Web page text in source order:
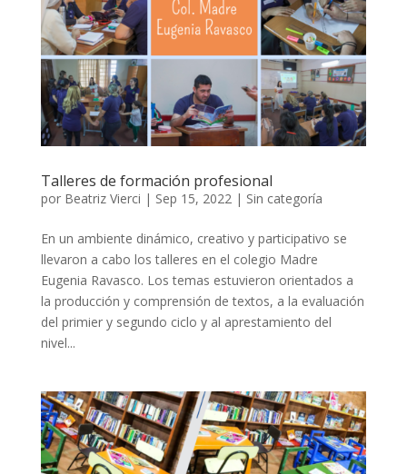
Talleres de formación profesional
por Beatriz Vierci | Sep 15, 2022| Sin categoría
En un ambiente dinámico, creativo y participativo se
llevaron a cabo los talleres en el colegio Madre
Eugenia Ravasco. Los temas estuvieron orientados a
la producción y comprensión de textos, a la evaluación
del primier y segundo ciclo y al aprestamiento del
nivel...